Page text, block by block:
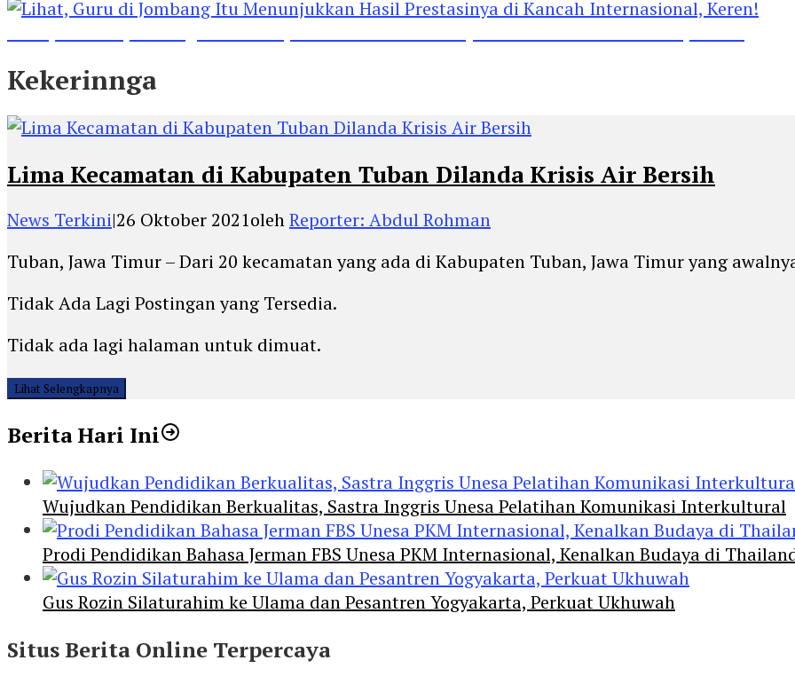
Kekerinnga
Lima Kecamatan di Kabupaten Tuban Dilanda Krisis Air Bersih
News Terkini|26 Oktober 2021olehReporter: Abdul Rohman
Tuban, Jawa Timur – Dari 20 kecamatan yang ada di Kabupaten Tuban, Jawa Timur yang
Tidak Ada Lagi Postingan yang Tersedia.
Tidak ada lagi halaman untuk dimuat.
Lihat Selengkapnya
Berita Hari Ini
Wujudkan Pendidikan Berkualitas, Sastra Inggris Unesa Pelatihan Komunikasi Interkultural
Prodi Pendidikan Bahasa Jerman FBS Unesa PKM Internasional, Kenalkan Budaya di
Gus Rozin Silaturahim ke Ulama dan Pesantren Yogyakarta, Perkuat Ukhuwah
Situs Berita Online Terpercaya